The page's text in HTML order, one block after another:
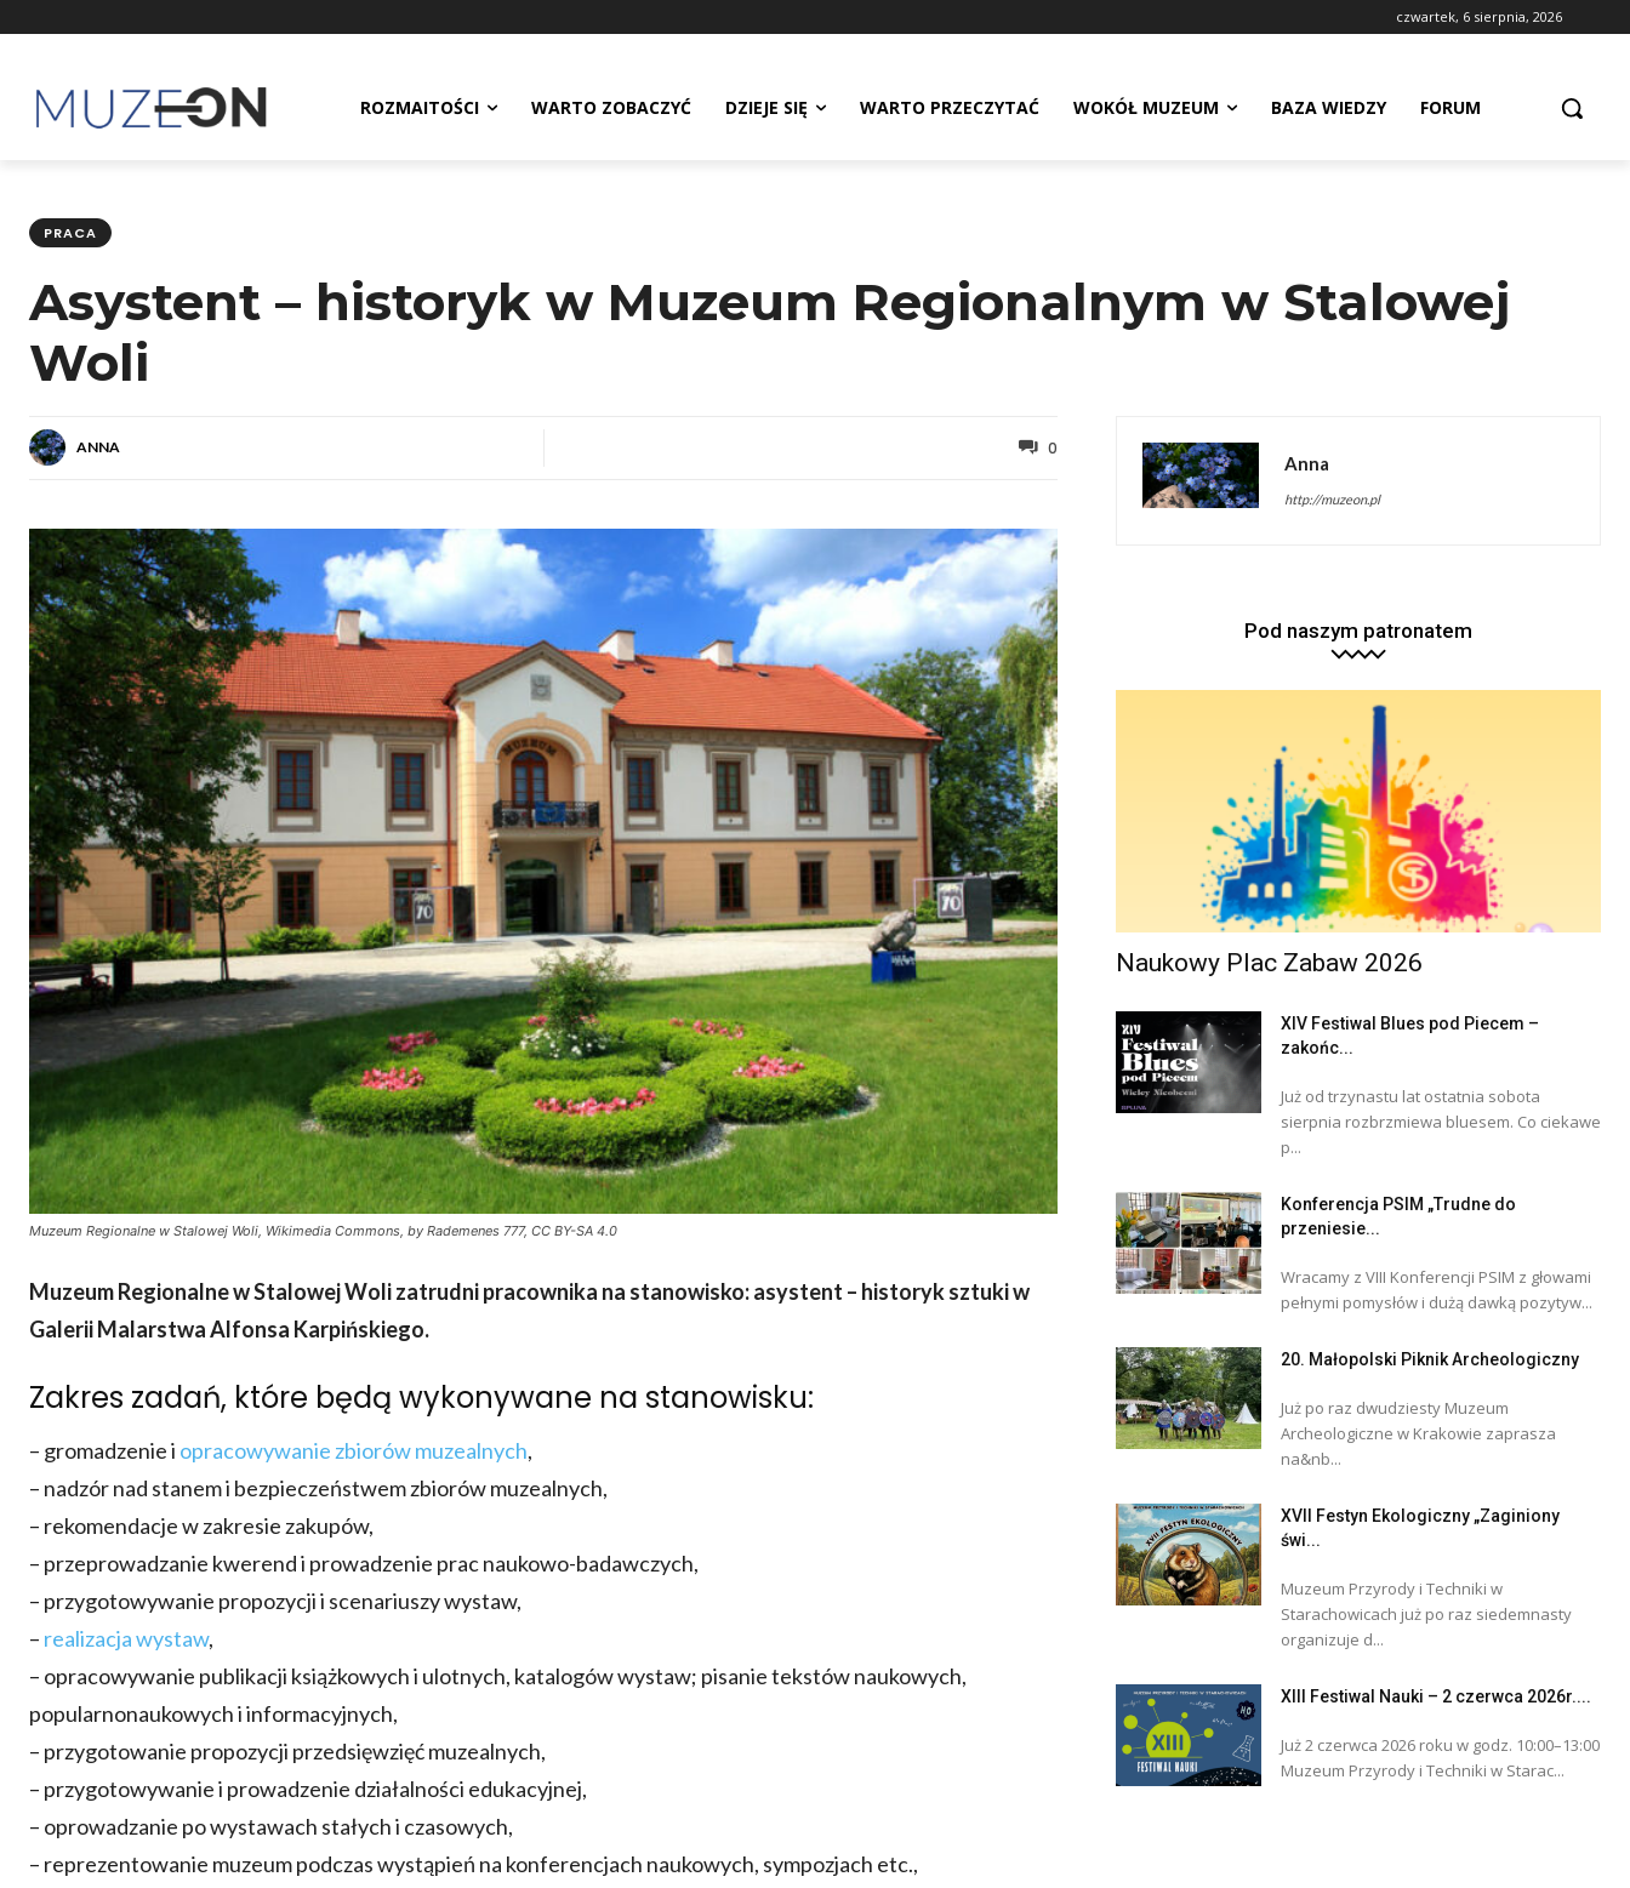
czwartek, 6 sierpnia, 2026
ROZMAITOŚCI WARTO ZOBACZYĆ DZIEJE SIĘ WARTO PRZECZYTAĆ WOKÓŁ MUZEUM BAZA WIEDZY FORUM
PRACA
Asystent – historyk w Muzeum Regionalnym w Stalowej
Woli
ANNA 0
Muzeum Regionalne w Stalowej Woli, Wikimedia Commons, by Rademenes 777, CC BY-SA 4.0
Muzeum Regionalne w Stalowej Wolizatrudni pracownika na stanowisko:asystent – historyk sztuki w
Galerii Malarstwa Alfonsa Karpińskiego.
Zakres zadań, które będą wykonywane na stanowisku:
– gromadzenie i opracowywanie zbiorów muzealnych,
– nadzór nad stanem i bezpieczeństwem zbiorów muzealnych,
– rekomendacje w zakresie zakupów,
– przeprowadzanie kwerend i prowadzenie prac naukowo-badawczych,
– przygotowywanie propozycji i scenariuszy wystaw,
– realizacja wystaw,
– opracowywanie publikacji książkowych i ulotnych, katalogów wystaw; pisanie tekstów naukowych,
popularnonaukowych i informacyjnych,
– przygotowanie propozycji przedsięwzięć muzealnych,
– przygotowywanie i prowadzenie działalności edukacyjnej,
– oprowadzanie po wystawach stałych i czasowych,
– reprezentowanie muzeum podczas wystąpień na konferencjach naukowych, sympozjach etc.,
Anna
http://muzeon.pl
Pod naszym patronatem
Naukowy Plac Zabaw 2026
XIV Festiwal Blues pod Piecem –
zakońc...
Już od trzynastu lat ostatnia sobota
sierpnia rozbrzmiewa bluesem. Co ciekawe
p...
Konferencja PSIM „Trudne do
przeniesie...
Wracamy z VIII Konferencji PSIM z głowami
pełnymi pomysłów i dużą dawką pozytyw...
20. Małopolski Piknik Archeologiczny
Już po raz dwudziesty Muzeum
Archeologiczne w Krakowie zaprasza
na&nb...
XVII Festyn Ekologiczny „Zaginiony
świ...
Muzeum Przyrody i Techniki w
Starachowicach już po raz siedemnasty
organizuje d...
XIII Festiwal Nauki – 2 czerwca 2026r....
Już 2 czerwca 2026 roku w godz. 10:00–13:00
Muzeum Przyrody i Techniki w Starac...